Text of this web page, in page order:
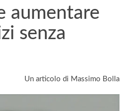
aumentare
senza
Un articolo di Massimo Bolla